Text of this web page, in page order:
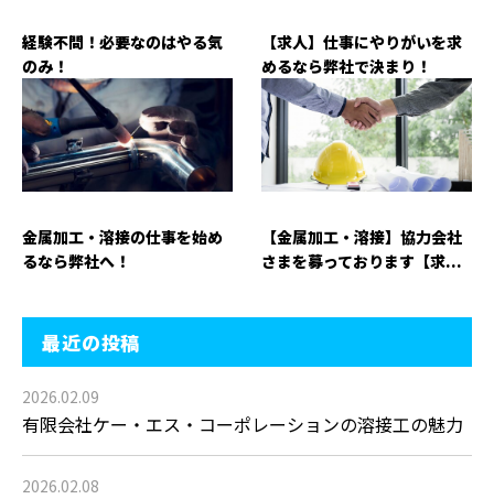
経験不問！必要なのはやる気
のみ！
【求人】仕事にやりがいを求
めるなら弊社で決まり！
金属加工・溶接の仕事を始め
るなら弊社へ！
【金属加工・溶接】協力会社
さまを募っております【求...
最近の投稿
2026.02.09
有限会社ケー・エス・コーポレーションの溶接工の魅力
2026.02.08